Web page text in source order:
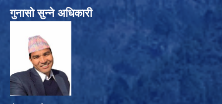
गुनासो सुन्ने अधिकारी